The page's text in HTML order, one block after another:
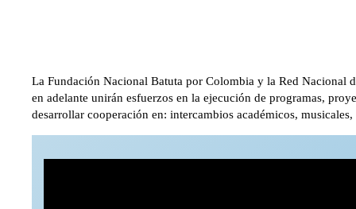
La Fundación Nacional Batuta por Colombia y la Red Nacional
en adelante unirán esfuerzos en la ejecución de programas,
desarrollar cooperación en: intercambios académicos,